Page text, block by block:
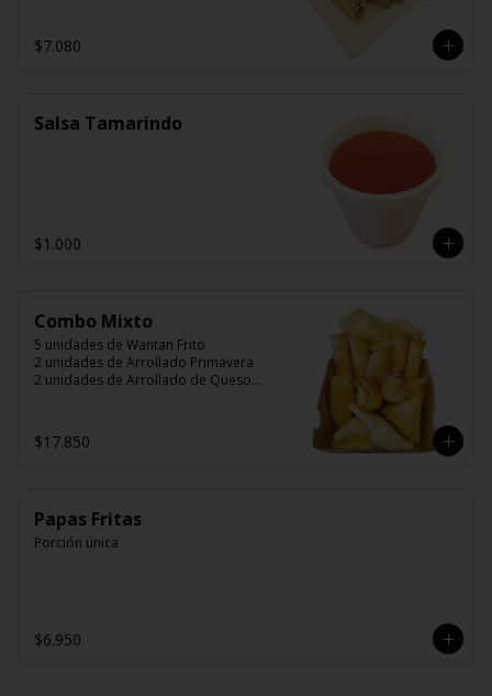
$7.080
Salsa Tamarindo
$1.000
Combo Mixto
5 unidades de Wantan Frito
2 unidades de Arrollado Primavera
2 unidades de Arrollado de Queso
2 unidades Wantán Especial
$17.850
Papas Fritas
Porción única
$6.950